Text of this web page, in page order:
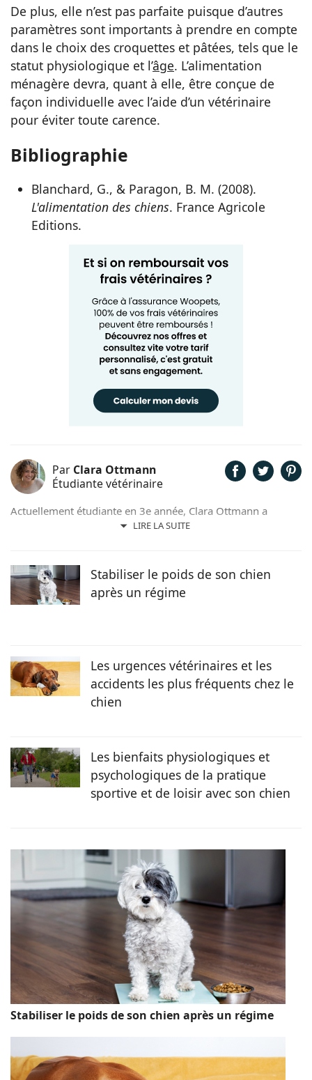
De plus, elle n’est pas parfaite puisque d’autres
paramètres sont importants à prendre en compte
dans le choix des croquettes et pâtées, tels que le
statut physiologique et l’âge. L’alimentation
ménagère devra, quant à elle, être conçue de
façon individuelle avec l’aide d’un vétérinaire
pour éviter toute carence.
Bibliographie
Blanchard, G., & Paragon, B. M. (2008).
L'alimentation des chiens. France Agricole
Editions.
Par Clara Ottmann
Étudiante vétérinaire
LIRE LA SUITE
Actuellement étudiante en 3e année, Clara Ottmann a
intégré l'École Nationale Vétérinaire d’Alfort (ENVA) après
Terre) à Strasbourg. L'exercice vétérinaire en rurale
l'intéressant tout particulièrement, elle souhaiterait devenir
praticienne mixte canine-rurale.
Stabiliser le poids de son chien
après un régime
Les urgences vétérinaires et les
accidents les plus fréquents chez le
chien
Les bienfaits physiologiques et
psychologiques de la pratique
sportive et de loisir avec son chien
Stabiliser le poids de son chien après un régime